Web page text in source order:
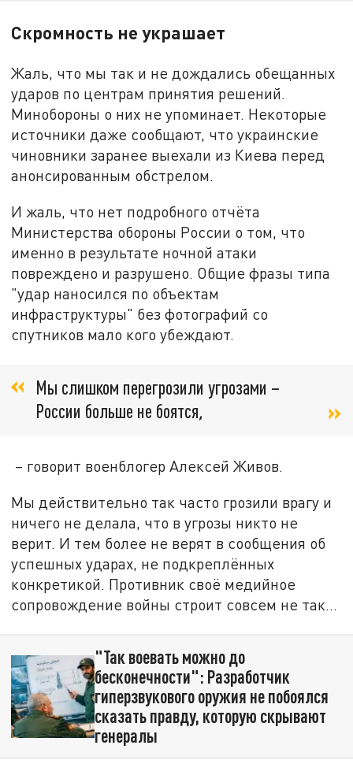
Скромность не украшает
Жаль, что мы так и не дождались обещанных
ударов по центрам принятия решений.
Минобороны о них не упоминает. Некоторые
источники даже сообщают, что украинские
чиновники заранее выехали из Киева перед
анонсированным обстрелом.
И жаль, что нет подробного отчёта
Министерства обороны России о том, что
именно в результате ночной атаки
повреждено и разрушено. Общие фразы типа
"удар наносился по объектам
инфраструктуры" без фотографий со
спутников мало кого убеждают.
Мы слишком перегрозили угрозами –
России больше не боятся,
– говорит военблогер Алексей Живов.
Мы действительно так часто грозили врагу и
ничего не делала, что в угрозы никто не
верит. И тем более не верят в сообщения об
успешных ударах, не подкреплённых
конкретикой. Противник своё медийное
сопровождение войны строит совсем не так…
"Так воевать можно до
бесконечности": Разработчик
гиперзвукового оружия не побоялся
сказать правду, которую скрывают
генералы